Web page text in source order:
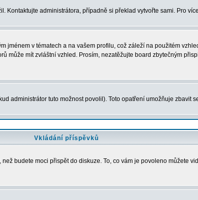
administrátora, případně si překlad vytvořte sami. Pro
jménem v tématech a na vašem profilu, což záleží na použitém
může mít zvláštní vzhled. Prosím, nezatěžujte board zbytečným
administrátor tuto možnost povolil). Toto opatření umožňuje zbavit
Vkládání příspěvků
budete moci přispět do diskuze. To, co vám je povoleno můžete